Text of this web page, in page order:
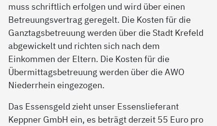
muss schriftlich erfolgen und wird über einen
Betreuungsvertrag geregelt. Die Kosten für die
Ganztagsbetreuung werden über die Stadt Krefeld
abgewickelt und richten sich nach dem
Einkommen der Eltern. Die Kosten für die
Übermittagsbetreuung werden über die AWO
Niederrhein eingezogen.
Das Essensgeld zieht unser Essenslieferant
Keppner GmbH ein, es beträgt derzeit 55 Euro pro